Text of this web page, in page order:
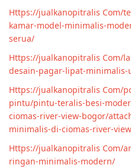
Https://jualkanopitralis Com/
kamar-model-minimalis-
serua/
Https://jualkanopitralis Com/
desain-pagar-lipat-
Https://jualkanopitralis Com/
pintu/pintu-teralis-besi-
ciomas-river-view-bogor/
minimalis-di-ciomas-river-
Https://jualkanopitralis Com/
ringan-minimalis-modern/